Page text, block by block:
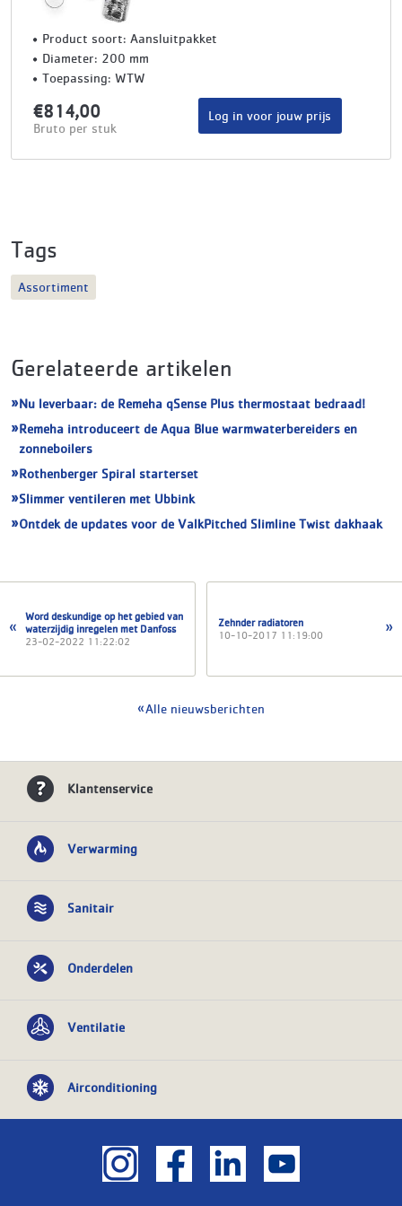
Product soort: Aansluitpakket
Diameter: 200 mm
Toepassing: WTW
€814,00
Bruto per stuk
Log in voor jouw prijs
Tags
Assortiment
Gerelateerde artikelen
Nu leverbaar: de Remeha qSense Plus thermostaat bedraad!
Remeha introduceert de Aqua Blue warmwaterbereiders en
zonneboilers
Rothenberger Spiral starterset
Slimmer ventileren met Ubbink
Ontdek de updates voor de ValkPitched Slimline Twist dakhaak
Word deskundige op het gebied van
waterzijdig inregelen met Danfoss
23-02-2022 11:22:02
Zehnder radiatoren
10-10-2017 11:19:00
Alle nieuwsberichten
Klantenservice
Verwarming
Sanitair
Onderdelen
Ventilatie
Airconditioning